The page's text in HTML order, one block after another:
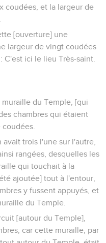
coudées, et la largeur de
[ouverture] une
largeur de vingt coudées
ici le lieu Très-saint.
muraille du Temple, [qui
chambres qui étaient
trois l'une sur l'autre,
rangées, desquelles les
qui touchait à la
ajoutée] tout à l'entour,
y fussent appuyés, et
du Temple.
[autour du Temple],
car cette muraille, par